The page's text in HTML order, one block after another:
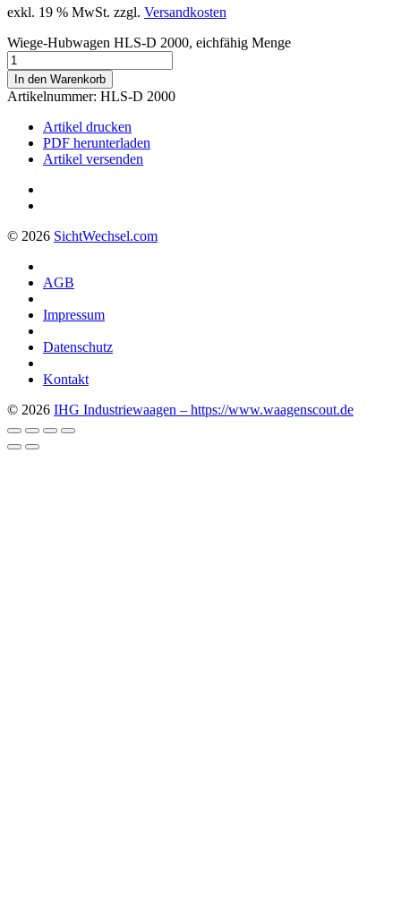
exkl. 19 % MwSt. zzgl. Versandkosten
Wiege-Hubwagen HLS-D 2000, eichfähig Menge
In den Warenkorb
Artikelnummer: HLS-D 2000
Artikel drucken
PDF herunterladen
Artikel versenden
© 2026 SichtWechsel.com
AGB
Impressum
Datenschutz
Kontakt
© 2026 IHG Industriewaagen – https://www.waagenscout.de